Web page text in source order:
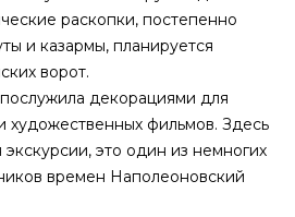
раскопки, постепенно
и казармы, планируется
ворот.
декорациями для
художественных фильмов. Здесь
это один из немногих
времен Наполеоновский